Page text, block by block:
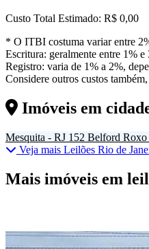
Custo Total Estimado: R$ 0,00
* O ITBI costuma variar entre
Escritura: geralmente entre 1%
Registro: varia de 1% a 2%,
Considere outros custos
Imóveis em
Mesquita - RJ 152 Belford Roxo
Veja mais Leilões Rio de
Mais imóveis em